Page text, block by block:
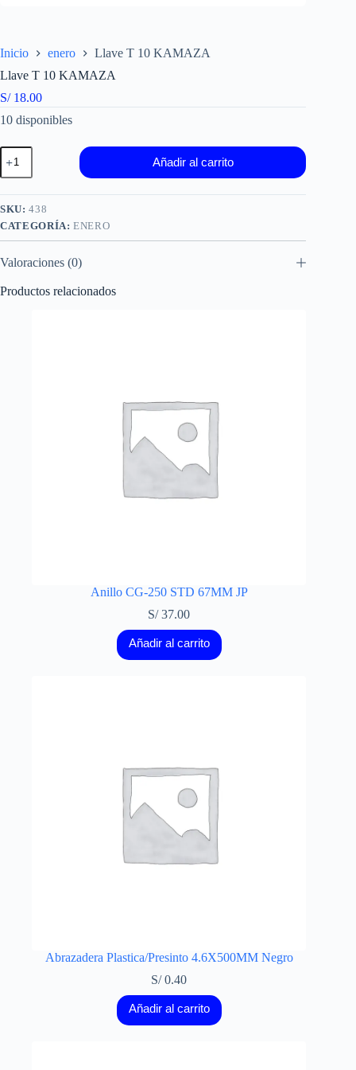
Inicio enero
Llave T 10 KAMAZA
Llave T 10 KAMAZA
S/18.00
10 disponibles
Llave
10
KAMAZA
cantidad
Añadir al carrito
SKU:438
CATEGORÍA:ENERO
Valoraciones (0)
Productos relacionados
Anillo CG-250 STD 67MM JP
S/37.00
Añadir al carrito
Abrazadera Plastica/Presinto 4.6X500MM Negro
S/0.40
Añadir al carrito